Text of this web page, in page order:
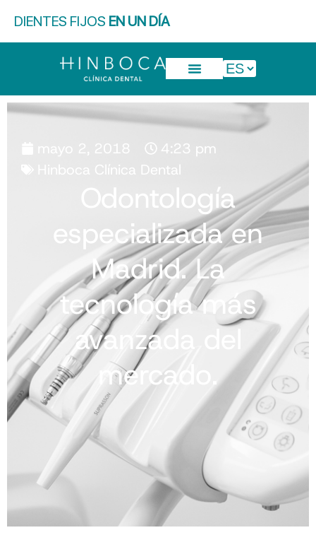
DIENTES FIJOS EN UN DÍA
mayo 2, 2018
4:23 pm
Hinboca Clínica Dental
Odontología
especializada en
Madrid. La
tecnología más
avanzada del
mercado.